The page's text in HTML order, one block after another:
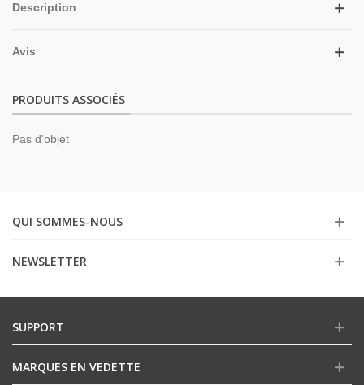
Description
Avis
PRODUITS ASSOCIÉS
Pas d'objet
QUI SOMMES-NOUS
NEWSLETTER
SUPPORT
MARQUES EN VEDETTE